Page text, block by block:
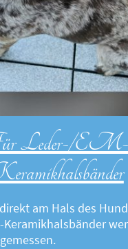
Leder-/EM-
am Hals des
Keramikhalsbänder